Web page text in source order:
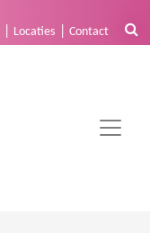
Locaties Contact